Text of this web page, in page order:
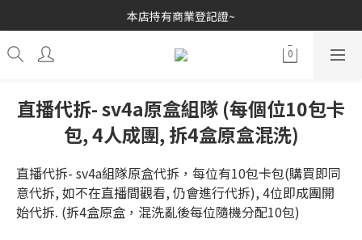
歡迎各位玩具收藏家~
本店持有商業登記證~
接受消費券(支付寶HK/八達通)~
直播代拆- sv4a原盒組隊 (每個位10包卡
包, 4人成團, 拆4盒原盒混洗)
直播代拆- sv4a組隊原盒代拆，每位有10包卡包(購買即同
意代拆, 如不在直播間觀看, 仍會進行代拆), 4位即成團開
始代拆. (拆4盒原盒，混洗亂後每位隨機分配10包)